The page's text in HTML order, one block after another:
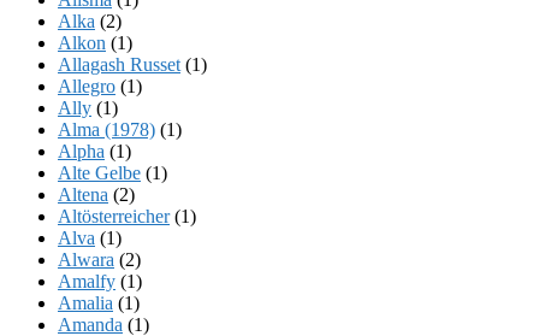
Alka (2)
Alkon (1)
Allagash Russet (1)
Allegro (1)
Ally (1)
Alma (1978) (1)
Alpha (1)
Alte Gelbe (1)
Altena (2)
Altösterreicher(1)
Alva (1)
Alwara (2)
Amalfy (1)
Amalia (1)
Amanda (1)